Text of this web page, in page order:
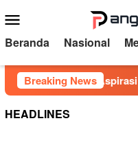
ke
kontenMobile
Beranda Nasional
Breaking News
Aspirasi
HEADLINES